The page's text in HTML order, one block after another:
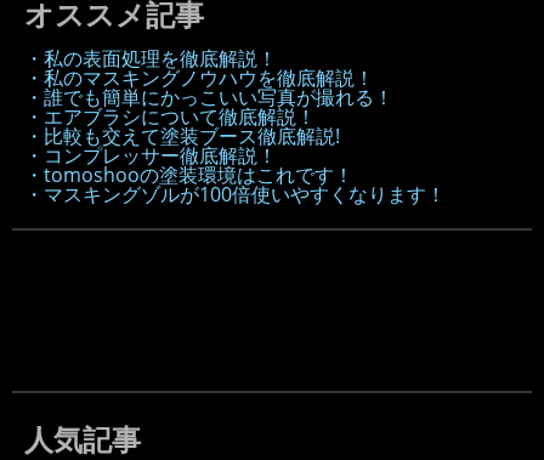
オススメ記事
・私の表面処理を徹底解説！
・私のマスキングノウハウを徹底解説！
・誰でも簡単にかっこいい写真が撮れる！
・エアブラシについて徹底解説！
・比較も交えて塗装ブース徹底解説!
・コンプレッサー徹底解説！
・tomoshooの塗装環境はこれです！
・マスキングゾルが100倍使いやすくなります！
人気記事